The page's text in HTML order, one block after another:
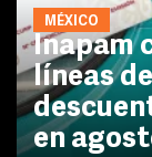
MÉXICO
Inapam
líneas
en